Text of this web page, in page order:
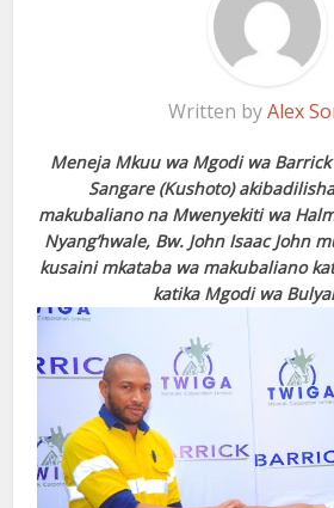
Written byAlex
Meneja Mkuu wa Mgodi wa
Sangare (Kushoto)
makubaliano na Mwenyekiti wa
Nyang’hwale, Bw. John Isaac John
kusaini mkataba wa makubaliano
katika Mgodi wa